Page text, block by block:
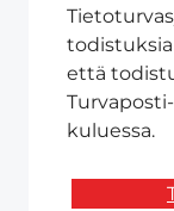
että
kuluessa.